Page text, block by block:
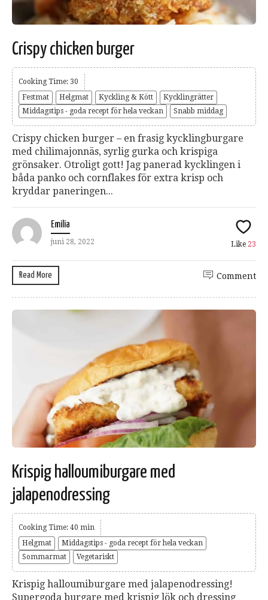
Crispy chicken burger
Cooking Time: 30
Festmat
Helgmat Kyckling & Kött
Kycklingrätter
Middagstips - goda recept för hela veckan
Snabb middag
Crispy chicken burger – en frasig kycklingburgare
med chilimajonnäs, syrlig gurka och krispiga
grönsaker. Otroligt gott! Jag panerad kycklingen i
båda panko och cornflakes för extra krisp och
kryddar paneringen...
Emilia
juni 28, 2022 Like 23
Read More Comment
Krispig halloumiburgare med
jalapenodressing
Cooking Time: 40 min
Helgmat
Middagstips - goda recept för hela veckan
Sommarmat
Vegetariskt
Krispig halloumiburgare med jalapenodressing!
Supergoda burgare med krispig lök och dressing